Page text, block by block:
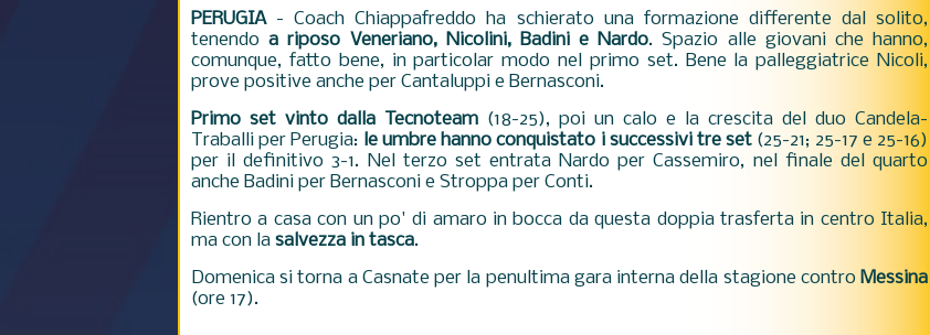
PERUGIA- Coach Chiappafreddo ha schierato una formazione differente dal solito,
tenendoa riposo Veneriano, Nicolini, Badini e Nardo. Spazio alle giovani che hanno,
comunque, fatto bene, in particolar modo nel primo set. Bene la palleggiatrice Nicoli,
prove positive anche per Cantaluppi e Bernasconi.
Primo set vinto dalla Tecnoteam (18-25), poi un calo e la crescita del duo Candela-
Traballi per Perugia: le umbre hanno conquistato i successivi tre set (25-21; 25-17 e 25-16)
per il definitivo 3-1. Nel terzo set entrata Nardo per Cassemiro, nel finale del quarto
anche Badini per Bernasconi e Stroppa per Conti.
Rientro a casa con un po' di amaro in bocca da questa doppia trasferta in centro Italia,
ma con la salvezza in tasca.
Domenica si torna a Casnate per la penultima gara interna della stagione contro Messina
(ore 17).